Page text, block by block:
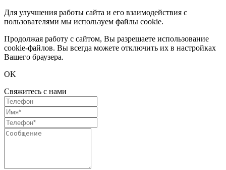
Для улучшения работы сайта и его взаимодействия с
пользователями мы используем файлы cookie.
Продолжая работу с сайтом, Вы разрешаете использование
cookie-файлов. Вы всегда можете отключить их в настройках
Вашего браузера.
OK
Свяжитесь с нами